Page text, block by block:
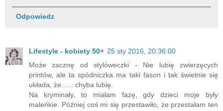
Odpowiedz
Lifestyle - kobiety 50+ 25 sty 2016, 20:36:00
Może zacznę od stylóweczki - Nie lubię zwierzęcych
printów, ale ta spódniczka ma taki fason i tak świetnie się
układa, że...... chyba lubię.
Na kryminały, to miałam fazę, gdy dzieci moje były
maleńkie. Później coś mi się przestawiło, że przestałam ten